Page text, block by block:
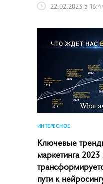
22.02.2023 в
ИНТЕРЕСНОЕ
Ключевые
маркетинга­ 2023
пути к